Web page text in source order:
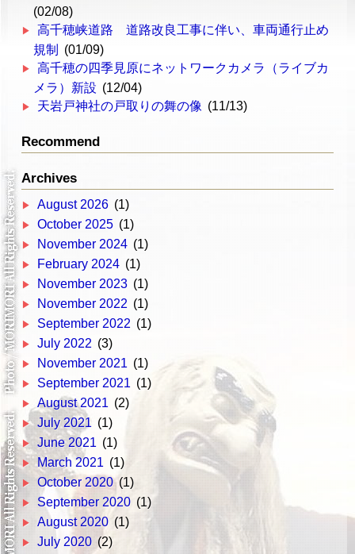
(02/08)
高千穂峡道路 道路改良工事に伴い、車両通行止め
規制
(01/09)
高千穂の四季見原にネットワークカメラ（ライブカ
メラ）新設 (12/04)
天岩戸神社の戸取りの舞の像 (11/13)
Recommend
Archives
August 2026 (1)
October 2025 (1)
November 2024 (1)
February 2024 (1)
November 2023 (1)
November 2022 (1)
September 2022 (1)
July 2022 (3)
November 2021 (1)
September 2021 (1)
August 2021 (2)
July 2021 (1)
June 2021 (1)
March 2021 (1)
October 2020(1)
September 2020 (1)
August 2020 (1)
July 2020 (2)